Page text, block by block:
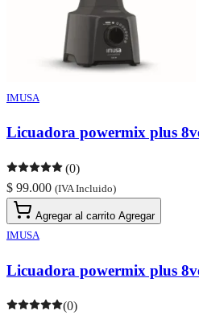
IMUSA
Licuadora powermix plus
(0)
$ 99.000 (IVA Incluido)
Agregar al carrito Agregar
IMUSA
Licuadora powermix plus
(0)